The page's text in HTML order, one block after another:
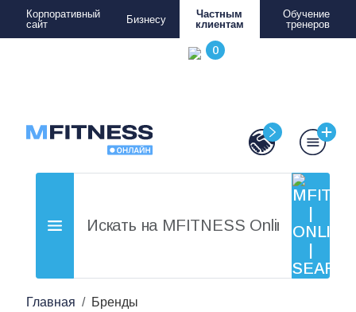
Корпоративный
сайт
Бизнесу
Частным
клиентам
Обучение
тренеров
Главная Бренды